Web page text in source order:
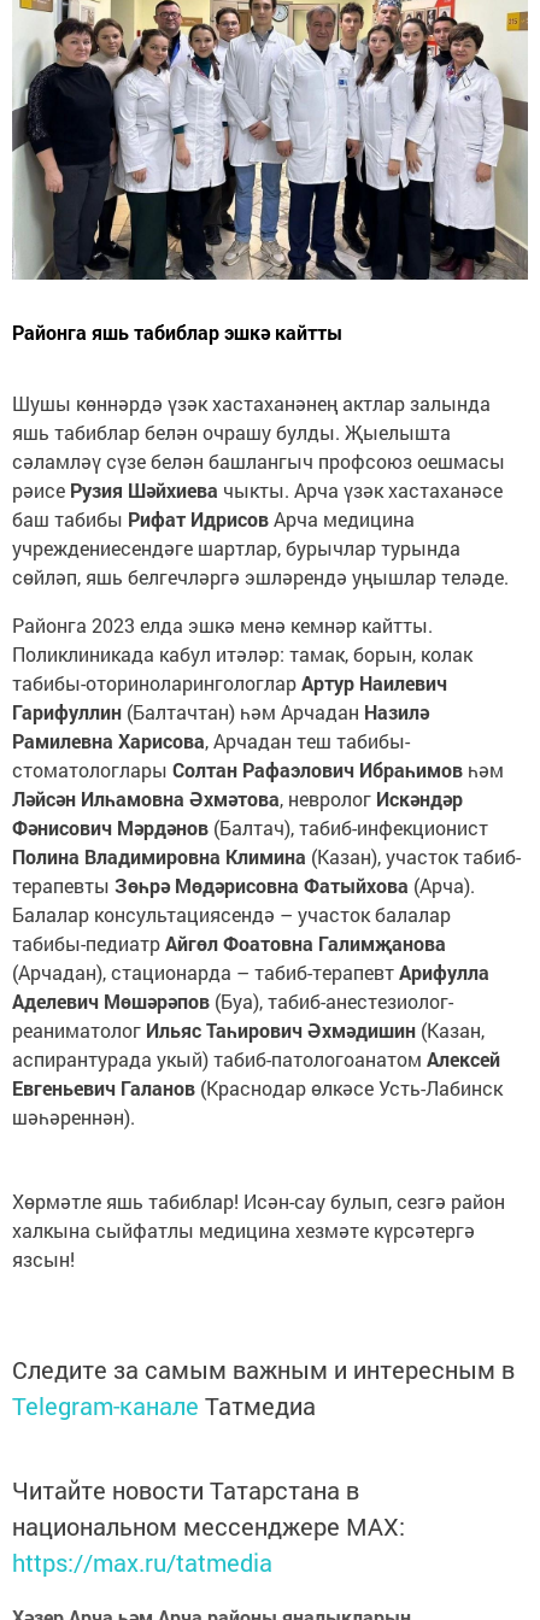
Районга яшь табиблар эшкә кайтты
Шушы көннәрдә үзәк хастаханәнең актлар залында
яшь табиблар белән очрашу булды. Җыелышта
сәламләү сүзе белән башлангыч профсоюз оешмасы
рәисе Рузия Шәйхиева чыкты. Арча үзәк хастаханәсе
баш табибы Рифат ИдрисовАрча медицина
учреждениесендәге шартлар, бурычлар турында
сөйләп, яшь белгечләргә эшләрендә уңышлар теләде.
Районга 2023 елда эшкә менә кемнәр кайтты.
Поликлиникада кабул итәләр: тамак, борын, колак
табибы-оториноларингологларАртур Наилевич
Гарифуллин (Балтачтан) һәм Арчадан Назилә
Рамилевна Харисова, Арчадан теш табибы-
стоматологлары Солтан Рафаэлович Ибраһимов һәм
Ләйсән Илһамовна Әхмәтова, невролог Искәндәр
Фәнисович Мәрдәнов (Балтач), табиб-инфекционист
Полина Владимировна Климина (Казан), участок табиб-
терапевты Зөһрә Мөдәрисовна Фатыйхова (Арча).
Балалар консультациясендә – участок балалар
табибы-педиатрАйгөл Фоатовна Галимҗанова
(Арчадан), стационарда – табиб-терапевтАрифулла
Аделевич Мөшәрәпов (Буа), табиб-анестезиолог-
реаниматолог Ильяс Таһирович Әхмәдишин (Казан,
аспирантурада укый) табиб-патологоанатом Алексей
Евгеньевич Галанов (Краснодар өлкәсе Усть-Лабинск
шәһәреннән).
Хөрмәтле яшь табиблар! Исән-сау булып, сезгә район
халкына сыйфатлы медицина хезмәте күрсәтергә
язсын!
Следите за самым важным и интересным в
Telegram-канале Татмедиа
Читайте новости Татарстана в
национальном мессенджере MАХ:
https://max.ru/tatmedia